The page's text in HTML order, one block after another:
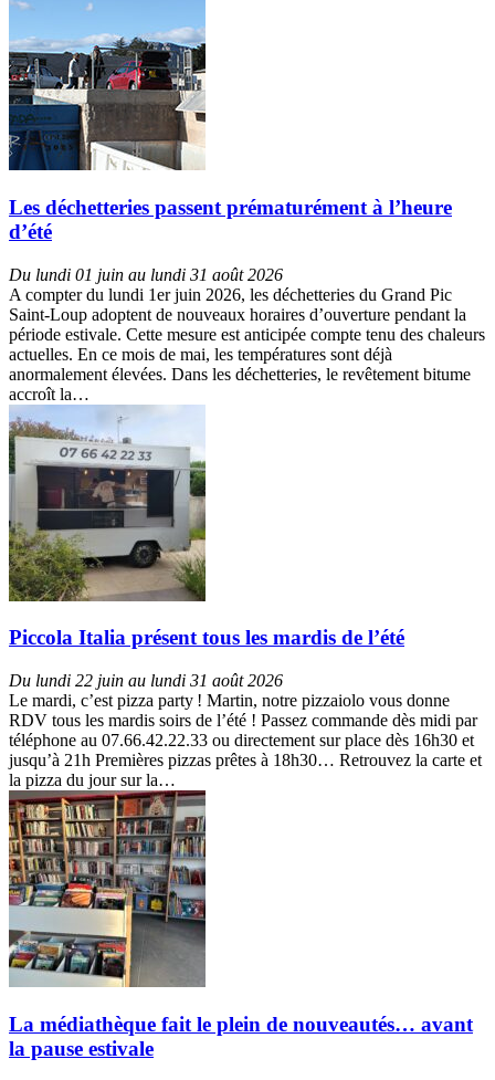
Les déchetteries passent prématurément à l’heure
d’été
Du lundi 01 juin au lundi 31 août 2026
A compter du lundi 1er juin 2026, les déchetteries du Grand Pic
Saint-Loup adoptent de nouveaux horaires d’ouverture pendant la
période estivale. Cette mesure est anticipée compte tenu des chaleurs
actuelles. En ce mois de mai, les températures sont déjà
anormalement élevées. Dans les déchetteries, le revêtement bitume
accroît la…
Piccola Italia présent tous les mardis de l’été
Du lundi 22 juin au lundi 31 août 2026
Le mardi, c’est pizza party ! Martin, notre pizzaiolo vous donne
RDV tous les mardis soirs de l’été ! Passez commande dès midi par
téléphone au 07.66.42.22.33 ou directement sur place dès 16h30 et
jusqu’à 21h Premières pizzas prêtes à 18h30… Retrouvez la carte et
la pizza du jour sur la…
La médiathèque fait le plein de nouveautés… avant
la pause estivale